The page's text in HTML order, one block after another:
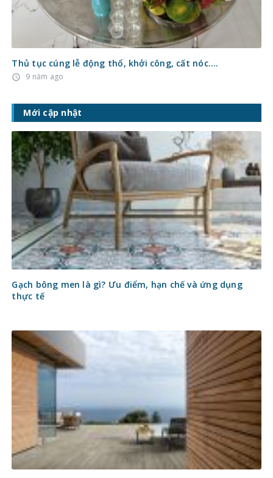
Thủ tục cúng lễ động thổ, khởi công, cất nóc….
access_time 9 năm ago
Mới cập nhật
Gạch bông men là gì? Ưu điểm, hạn chế và ứng dụng
thực tế